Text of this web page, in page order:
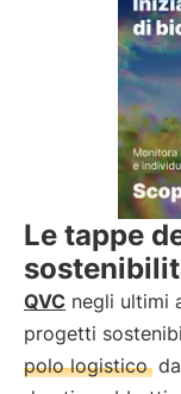
Le tappe
QVC negli ultimi
progetti
polo logistico